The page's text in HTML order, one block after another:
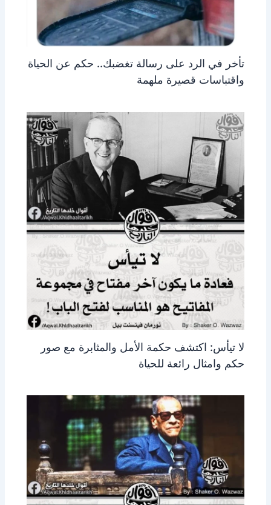
تأخر في الرد على رسالة تغضبك.. حكم عن الحياة
واقتباسات قصيرة ملهمة
لا تيأس: اكتشف حكمة الأمل والمثابرة مع صور
حكم وامثال رائعة للحياة